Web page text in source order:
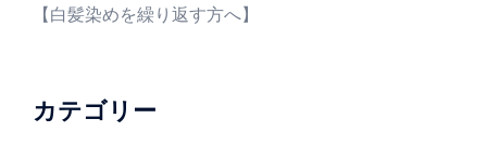
【白髪染めを繰り返す方へ】
カテゴリー